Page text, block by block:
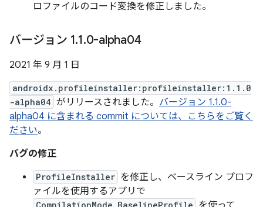
ロファイルのコード変換を修正しました。
バージョン 1.1.0-alpha04
2021 年 9 月 1 日
androidx.profileinstaller:profileinstaller:1.1.0
-alpha04 がリリースされました。 バージョン 1.1.0-
alpha04 に含まれる commit については、こちらをご覧く
ださい。
バグの修正
ProfileInstaller を修正し、ベースライン プロフ
ァイルを使用するアプリで